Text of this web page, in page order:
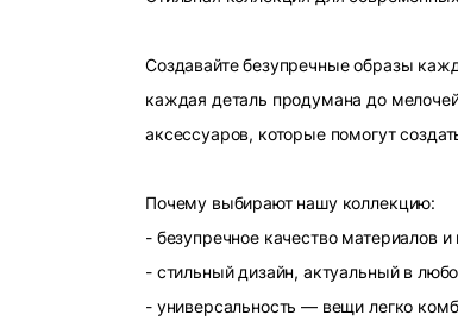
Создавайте безупречные образы
каждая деталь продумана до
аксессуаров, которые помогут
Почему выбирают нашу коллекцию:
- безупречное качество материалов и
- стильный дизайн, актуальный в
- универсальность — вещи легко